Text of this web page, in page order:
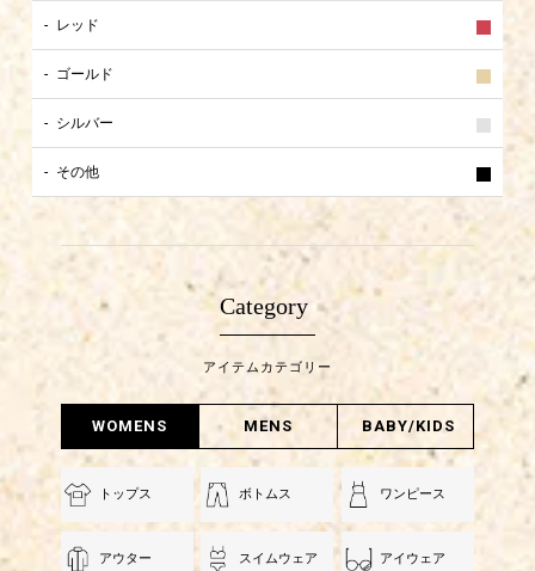
レッド
ゴールド
シルバー
その他
Category
アイテムカテゴリー
WOMENS MENS BABY/KIDS
トップス ボトムス ワンピース
アウター スイムウェア アイウェア